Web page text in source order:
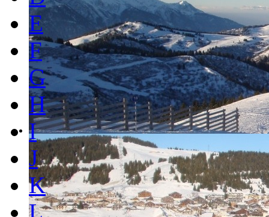
E
F
G
H
I
J
K
L